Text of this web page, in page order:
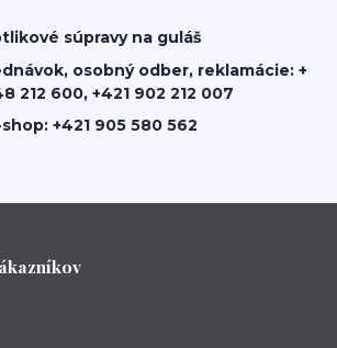
súpravy na guláš
osobný odber, reklamácie: +
212 600, +421 902 212 007
+421 905 580 562